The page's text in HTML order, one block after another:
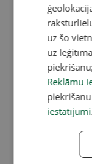
uz šo
uz
Reklāmu
iestatījumi